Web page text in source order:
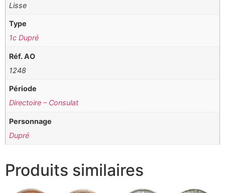
Lisse
Type
1c Dupré
Réf. AO
1248
Période
Directoire – Consulat
Personnage
Dupré
Produits similaires